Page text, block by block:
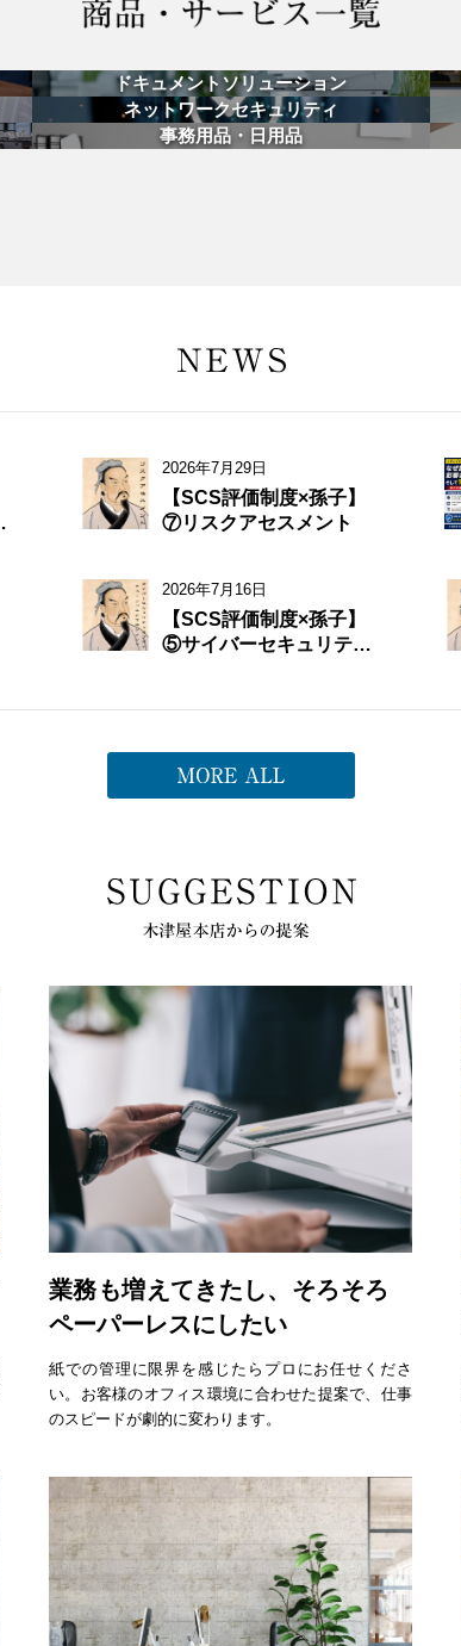
ドキュメントソリューション
ネットワークセキュリティ
事務用品・日用品
2026年7月29日
【SCS評価制度×孫子】
⑦リスクアセスメント
2026年7月16日
【SCS評価制度×孫子】
⑤サイバーセキュリティ
業務も増えてきたし、そろそろ
ペーパーレスにしたい
紙での管理に限界を感じたらプロにお任せくださ
い。お客様のオフィス環境に合わせた提案で、仕事
のスピードが劇的に変わります。